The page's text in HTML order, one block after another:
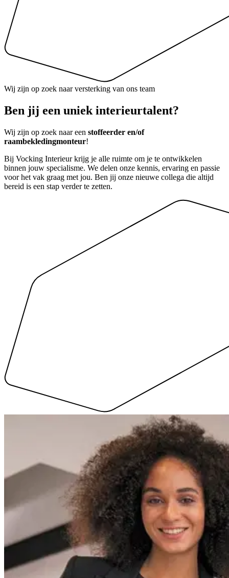
Wij zijn op zoek naar versterking van ons team
Ben jij een uniek interieurtalent?
Wij zijn op zoek naar een stoffeerder en/of
raambekledingmonteur!
Bij Vocking Interieur krijg je alle ruimte om je te ontwikkelen
binnen jouw specialisme. We delen onze kennis, ervaring en passie
voor het vak graag met jou. Ben jij onze nieuwe collega die altijd
bereid is een stap verder te zetten.